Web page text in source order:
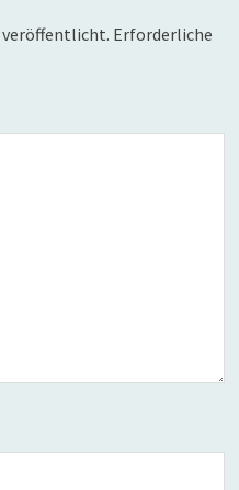
veröffentlicht. Erforderliche